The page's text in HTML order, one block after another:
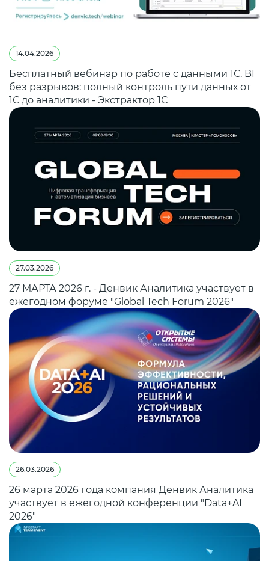
14.04.2026
Бесплатный вебинар по работе с данными 1С. BI
без разрывов: полный контроль пути данных от
1С до аналитики - Экстрактор 1С
27.03.2026
27 МАРТА 2026 г. - Денвик Аналитика участвует в
ежегодном форуме "Global Tech Forum 2026"
26.03.2026
26 марта 2026 года компания Денвик Аналитика
участвует в ежегодной конференции "Data+AI
2026"